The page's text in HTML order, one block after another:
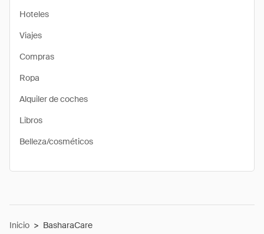
Hoteles
Viajes
Compras
Ropa
Alquiler de coches
Libros
Belleza/cosméticos
Inicio > BasharaCare